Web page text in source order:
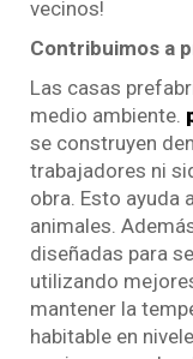
vecinos!
Contribuimos a
Las casas
medio ambiente.
se construyen
trabajadores ni
obra. Esto ayuda
animales.
diseñadas para
utilizando
mantener la
habitable en